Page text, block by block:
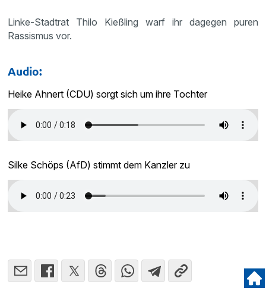
Linke-Stadtrat Thilo Kießling warf ihr dagegen puren
Rassismus vor.
Audio:
Heike Ahnert (CDU) sorgt sich um ihre Tochter
Silke Schöps (AfD) stimmt dem Kanzler zu